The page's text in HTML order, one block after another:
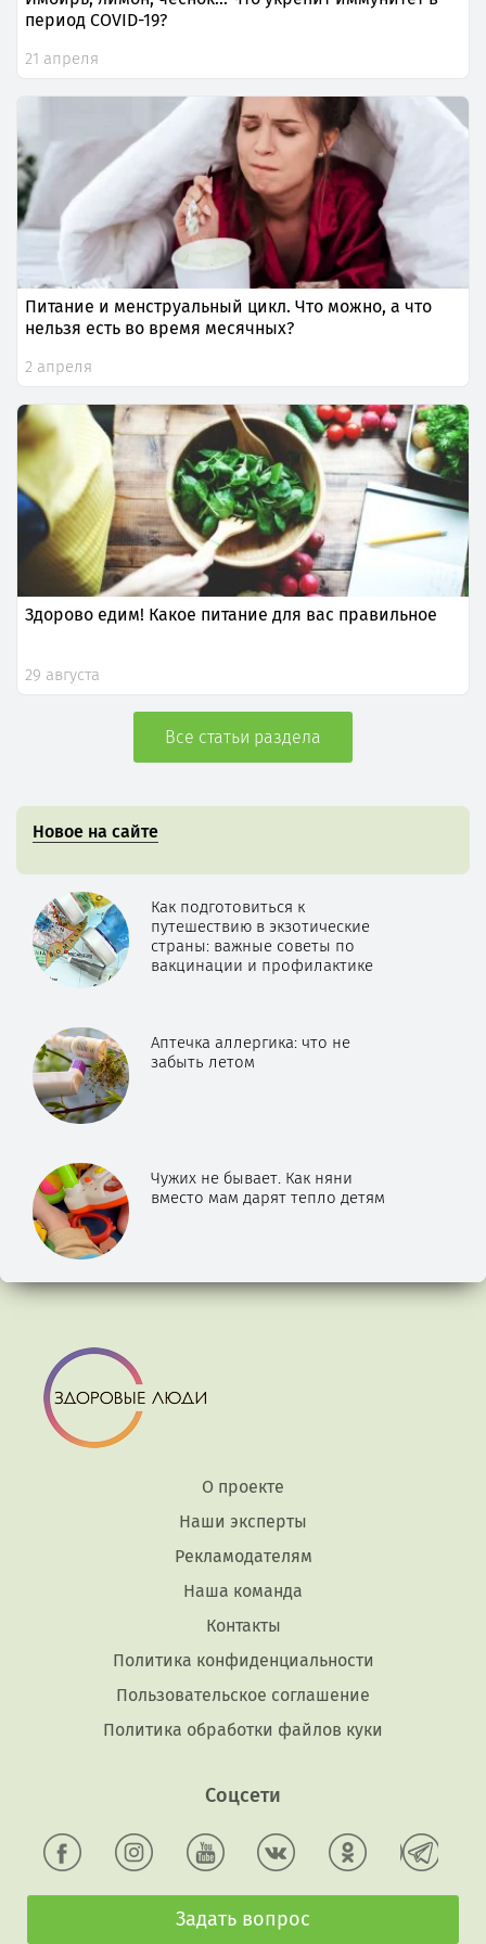
период COVID-19?
21 апреля
Питание и менструальный цикл. Что можно, а что
нельзя есть во время месячных?
2 апреля
Здорово едим! Какое питание для вас правильное
29 августа
Все статьи раздела
Новое на сайте
Как подготовиться к
путешествию в экзотические
страны: важные советы по
вакцинации и профилактике
Аптечка аллергика: что не
забыть летом
Чужих не бывает. Как няни
вместо мам дарят тепло детям
О проекте
Наши эксперты
Рекламодателям
Наша команда
Контакты
Политика конфиденциальности
Пользовательское соглашение
Политика обработки файлов куки
Соцсети
Задать вопрос